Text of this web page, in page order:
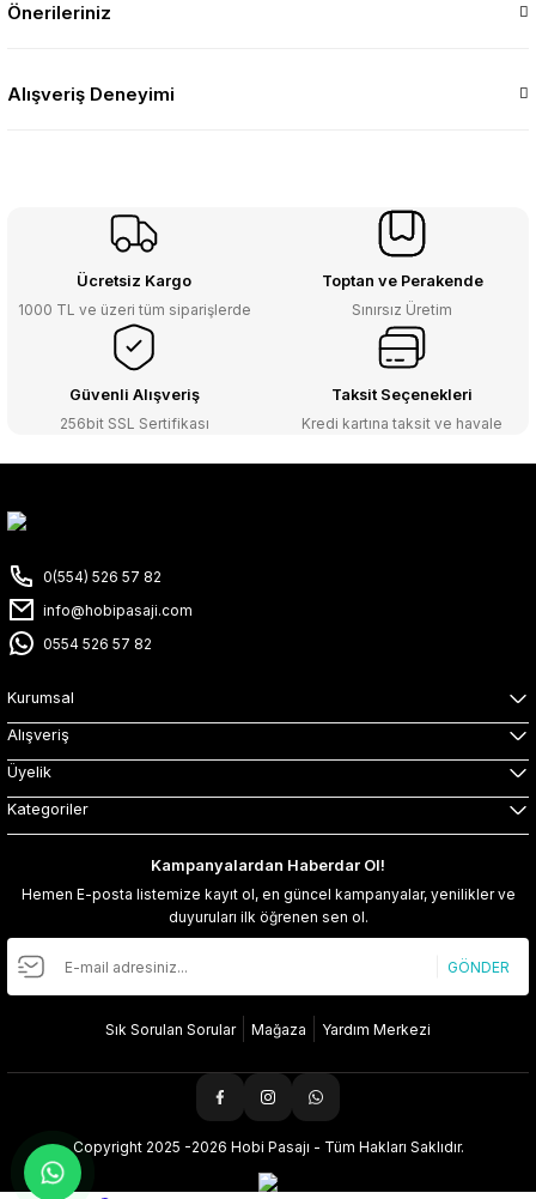
Önerileriniz
Alışveriş Deneyimi
Ücretsiz Kargo
1000 TL ve üzeri tüm siparişlerde
Toptan ve Perakende
Sınırsız Üretim
Güvenli Alışveriş
256bit SSL Sertifikası
Taksit Seçenekleri
Kredi kartına taksit ve havale
0(554) 526 57 82
info@hobipasaji.com
0554 526 57 82
Kurumsal
Alışveriş
Üyelik
Kategoriler
Kampanyalardan Haberdar Ol!
Hemen E-posta listemize kayıt ol, en güncel kampanyalar, yenilikler ve
duyuruları ilk öğrenen sen ol.
GÖNDER
Sık Sorulan Sorular Mağaza Yardım Merkezi
Copyright 2025 -2026 Hobi Pasajı - Tüm Hakları Saklıdır.